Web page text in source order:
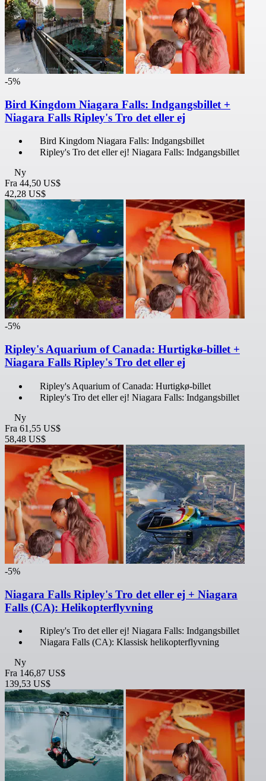
-5%
Bird Kingdom Niagara Falls: Indgangsbillet +
Niagara Falls Ripley's Tro det eller ej
Bird Kingdom Niagara Falls: Indgangsbillet
Ripley's Tro det eller ej! Niagara Falls: Indgangsbillet
Ny
Fra 44,50 US$
42,28 US$
-5%
Ripley's Aquarium of Canada: Hurtigkø-billet +
Niagara Falls Ripley's Tro det eller ej
Ripley's Aquarium of Canada: Hurtigkø-billet
Ripley's Tro det eller ej! Niagara Falls: Indgangsbillet
Ny
Fra 61,55 US$
58,48 US$
-5%
Niagara Falls Ripley's Tro det eller ej + Niagara
Falls (CA): Helikopterflyvning
Ripley's Tro det eller ej! Niagara Falls: Indgangsbillet
Niagara Falls (CA): Klassisk helikopterflyvning
Ny
Fra 146,87 US$
139,53 US$